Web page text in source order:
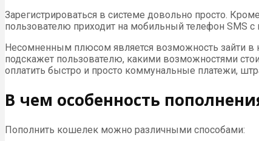
Зарегистрироваться в системе довольно просто.
пользователю приходит на мобильный телефон SMS
Несомненным плюсом является возможность зайти в
подскажет пользователю, какими возможностями
оплатить быстро и просто коммунальные платежи,
В чем особенность
Пополнить кошелек можно различными способами: